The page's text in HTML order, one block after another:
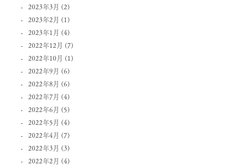
2023年3月 (2)
2023年2月 (1)
2023年1月 (4)
2022年12月 (7)
2022年10月 (1)
2022年9月 (6)
2022年8月 (6)
2022年7月 (4)
2022年6月 (5)
2022年5月 (4)
2022年4月 (7)
2022年3月 (3)
2022年2月 (4)